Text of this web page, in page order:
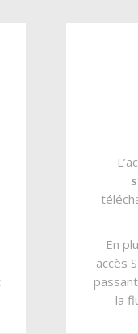
En
accès
la